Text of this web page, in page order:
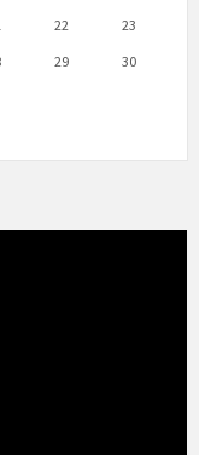
22
23
29
30